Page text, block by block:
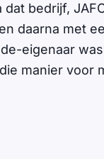
bedrijf,
daarna met
eigenaar
manier voor